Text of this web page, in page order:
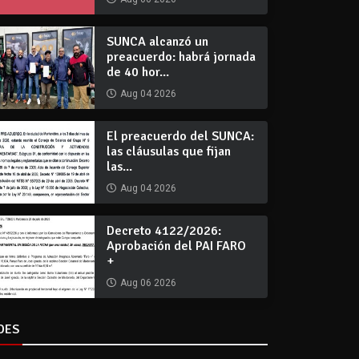
SUNCA alcanzó un
preacuerdo: habrá jornada
de 40 hor...
Aug 04 2026
El preacuerdo del SUNCA:
las cláusulas que fijan
las...
Aug 04 2026
Decreto 4122/2026:
Aprobación del PAI FARO
+
Aug 06 2026